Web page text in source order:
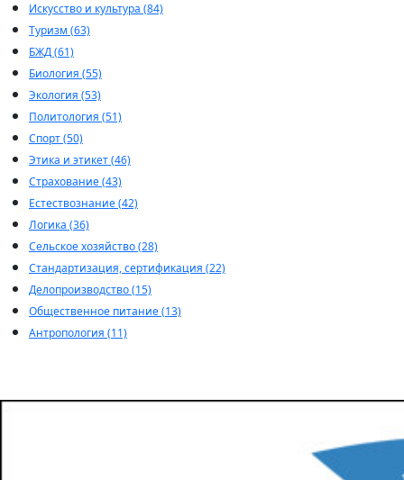
Искусство и культура (84)
Туризм (63)
БЖД (61)
Биология (55)
Экология (53)
Политология (51)
Спорт (50)
Этика и этикет (46)
Страхование (43)
Естествознание (42)
Логика (36)
Сельское хозяйство (28)
Стандартизация, сертификация (22)
Делопроизводство (15)
Общественное питание (13)
Антропология (11)